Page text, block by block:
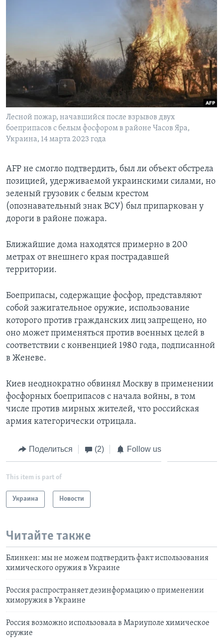
Лесной пожар, начавшийся после взрывов двух
боеприпасов с белым фосфором в районе Часов Яра,
Украина, 14 марта 2023 года
AFP не смогло подтвердить, был ли объект обстрела
позицией, удерживаемой украинскими силами, но
зеленый грузовик с белым крестом
(опознавательный знак ВСУ) был припаркован у
дороги в районе пожара.
Ближайшие дома находятся примерно в 200
метрах от внешнего края пострадавшей
территории.
Боеприпасы, содержащие фосфор, представляют
собой зажигательное оружие, использование
которого против гражданских лиц запрещено, но
оно может применяться против военных целей в
соответствии с конвенцией 1980 года, подписанной
в Женеве.
Киев неоднократно обвинял Москву в применении
фосфорных боеприпасов с начала войны, в том
числе против мирных жителей, что российская
армия категорически отрицала.
Поделиться (2) Follow us
This item is part of
Украина Новости
Читайте также
Блинкен: мы не можем подтвердить факт использования
химического оружия в Украине
Россия распространяет дезинформацию о применении
химоружия в Украине
Россия возможно использовала в Мариуполе химическое
оружие